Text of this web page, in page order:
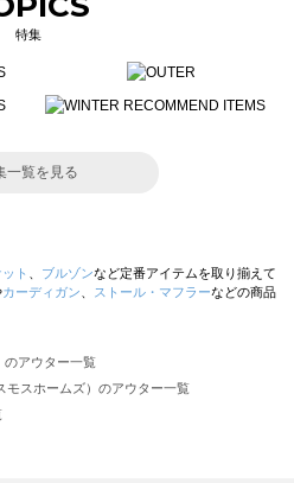
特集
一覧を見る
ト ブルゾンなど定番アイテムを取り揃えて
カーディガン ストール・マフラーなどの商品
のアウター一覧
モスホームズ）のアウター一覧
イサマンサモスモス）のアウター一覧